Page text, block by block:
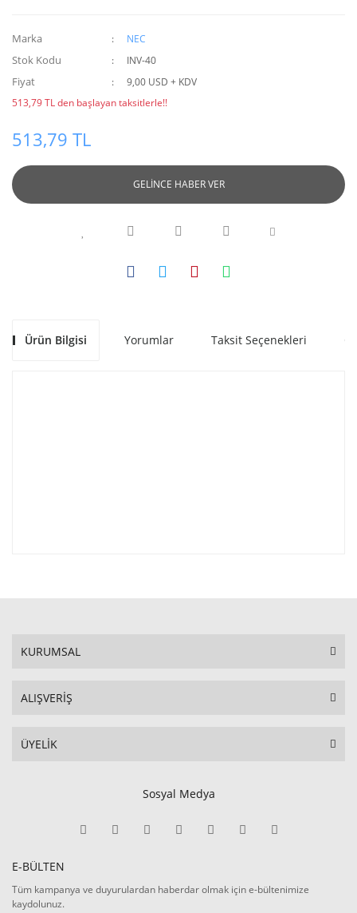
Marka NEC
Stok Kodu INV-40
Fiyat
9,00 USD + KDV
513,79 TL den başlayan taksitlerle!!
513,79 TL
GELİNCE HABER VER
Ürün Bilgisi Yorumlar Taksit Seçenekleri
KURUMSAL
ALIŞVERİŞ
ÜYELİK
Sosyal Medya
E-BÜLTEN
Tüm kampanya ve duyurulardan haberdar olmak için e-bültenimize
kaydolunuz.